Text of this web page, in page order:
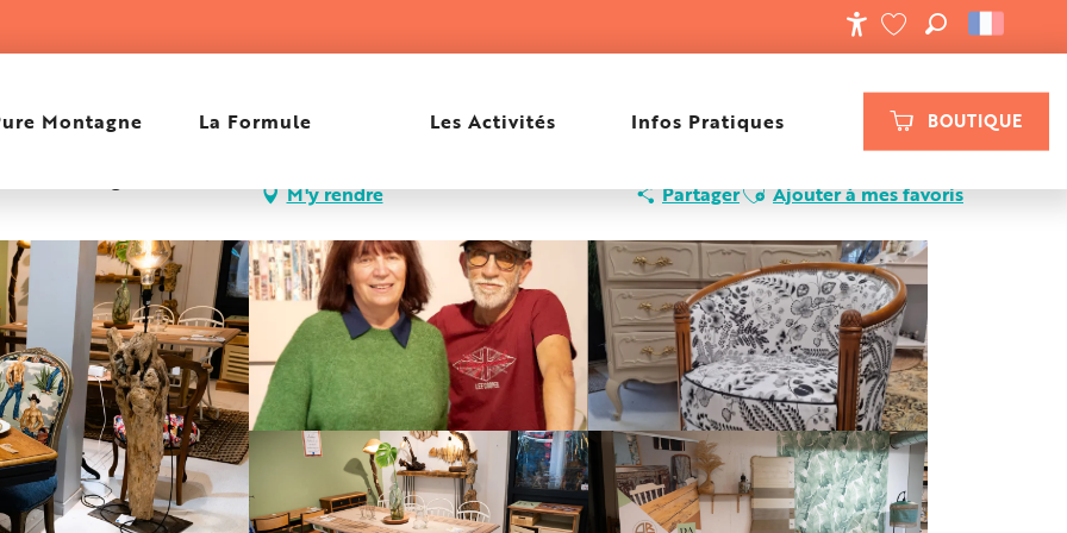
BOUTIQUE
VOIR LES FAVORIS
RECHERCHE
Montagne La Formule Les Activités Infos Pratiques
M'y rendre PartagerAjouter aux favoris
Ajouter à mes favoris